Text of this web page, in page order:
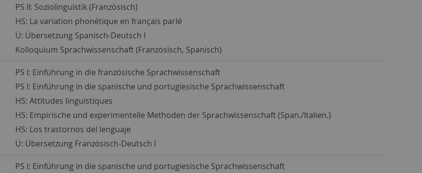
PS II: Soziolinguistik (Französisch)
HS: La variation phonétique en français parlé
Ü: Übersetzung Spanisch-Deutsch I
Kolloquium Sprachwissenschaft (Französisch, Spanisch)
PS I: Einführung in die französische Sprachwissenschaft
PS I: Einführung in die spanische und portugiesische Sprachwissenschaft
HS: Attitudes linguistiques
HS: Empirische und experimentelle Methoden der Sprachwissenschaft (Span./Italien.)
HS: Los trastornos del lenguaje
Ü: Übersetzung Französisch-Deutsch I
PS I: Einführung in die spanische und portugiesische Sprachwissenschaft